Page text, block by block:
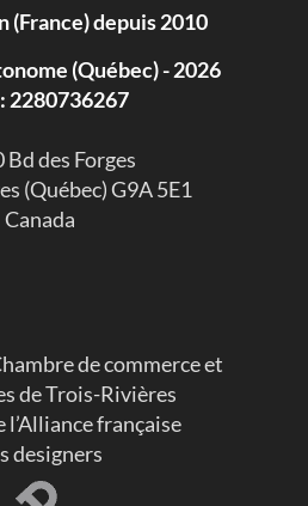
(France) depuis 2010
(Québec) - 2026
2280736267
Bd des Forges
(Québec) G9A 5E1
Canada
de commerce et
de Trois-Rivières
l’Alliance française
designers